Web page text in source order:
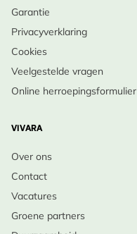
Garantie
Privacyverklaring
Cookies
Veelgestelde vragen
Online herroepingsformulier
VIVARA
Over ons
Contact
Vacatures
Groene partners